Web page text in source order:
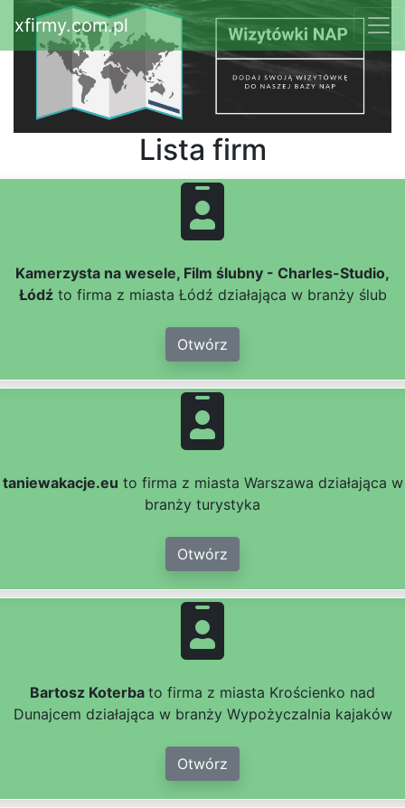
xfirmy.com.pl
Lista firm
Kamerzysta na wesele, Film ślubny - Charles-Studio,
Łódźto firma z miasta Łódź działająca w branży ślub
Otwórz
taniewakacje.eu to firma z miasta Warszawa działająca w
branży turystyka
Otwórz
Bartosz Koterba to firma z miasta Krościenko nad
Dunajcem działająca w branży Wypożyczalnia kajaków
Otwórz